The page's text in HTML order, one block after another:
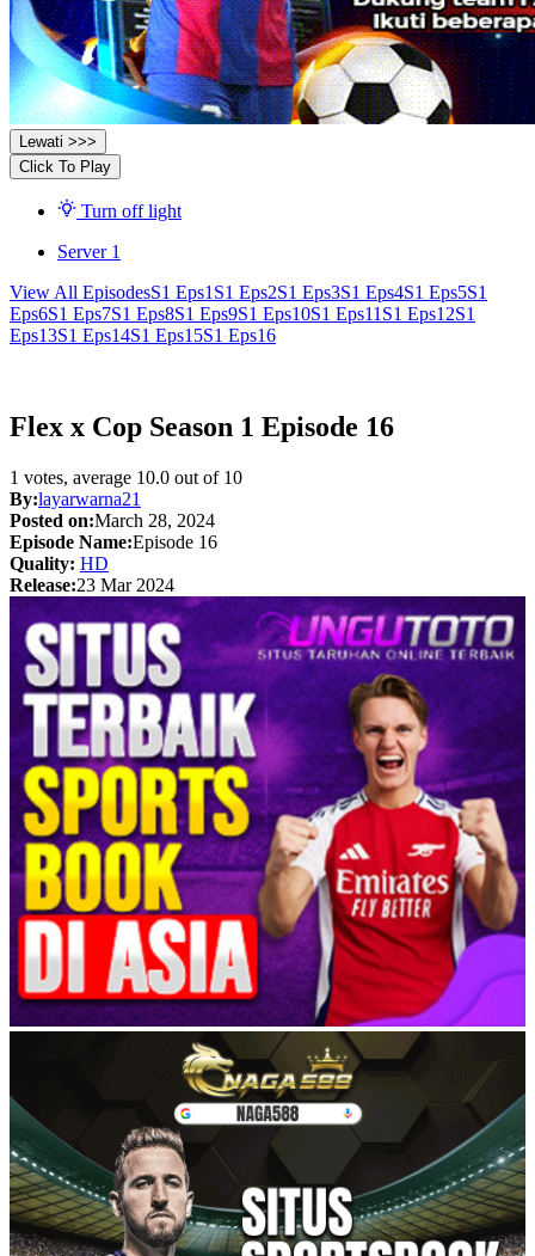
Lewati >>>
Click To Play
Turn off light
Server 1
View All EpisodesS1 Eps1 S1 Eps2S1 Eps3S1 Eps4S1 Eps5S1
Eps6S1 Eps7S1 Eps8S1 Eps9S1 Eps10S1 Eps11 S1 Eps12S1
Eps13S1 Eps14S1 Eps15S1 Eps16
Flex x Cop Season 1 Episode 16
1 votes, average 10.0 out of 10
By:layarwarna21
Posted on:March 28, 2024
Episode Name:Episode 16
Quality: HD
Release:23 Mar 2024